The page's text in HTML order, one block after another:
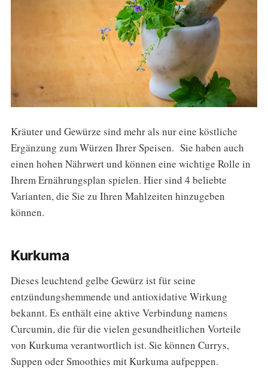
Kräuter und Gewürze sind mehr als nur eine köstliche
Ergänzung zum Würzen Ihrer Speisen. Sie haben auch
einen hohen Nährwert und können eine wichtige Rolle in
Ihrem Ernährungsplan spielen. Hier sind 4 beliebte
Varianten, die Sie zu Ihren Mahlzeiten hinzugeben
können.
Kurkuma
Dieses leuchtend gelbe Gewürz ist für seine
entzündungshemmende und antioxidative Wirkung
bekannt. Es enthält eine aktive Verbindung namens
Curcumin, die für die vielen gesundheitlichen Vorteile
von Kurkuma verantwortlich ist. Sie können Currys,
Suppen oder Smoothies mit Kurkuma aufpeppen.